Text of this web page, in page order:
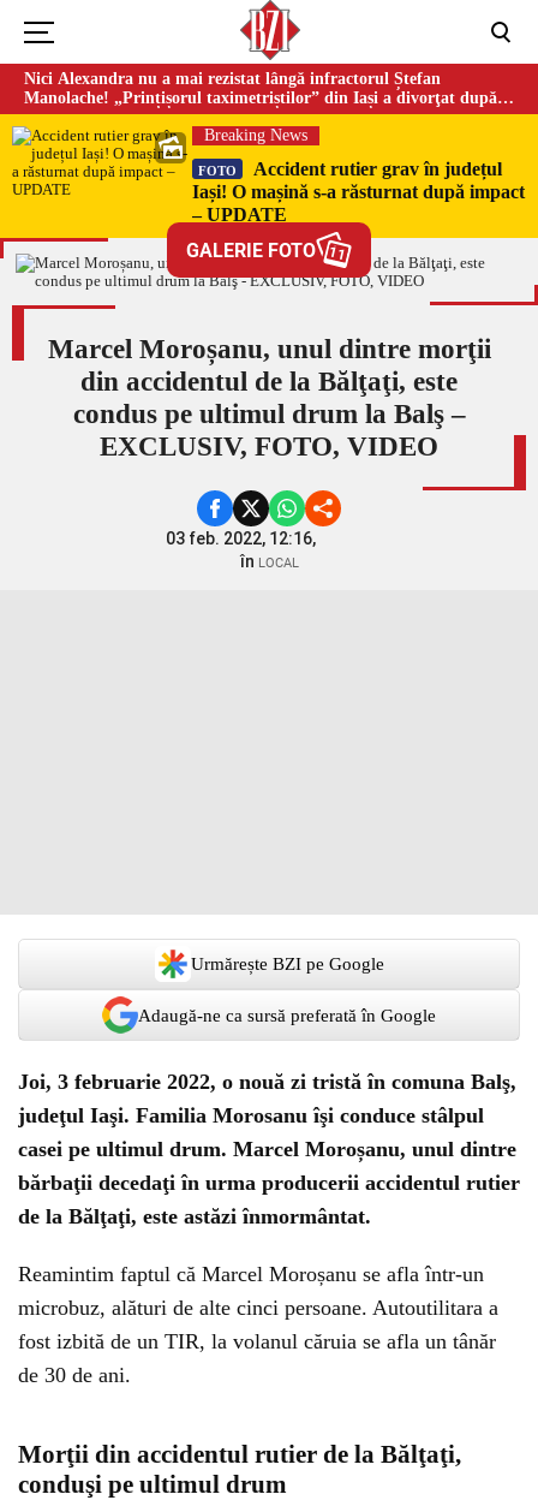
Nici Alexandra nu a mai rezistat lângă infractorul Ștefan
Manolache! „Prințișorul taximetriștilor” din Iași a divorţat după
doi ani de căsnicie
Breaking News
FOTO
Accident rutier grav în județul
Iași! O mașină s-a răsturnat după impact
– UPDATE
GALERIE FOTO 11
Marcel Moroșanu, unul dintre morţii
din accidentul de la Bălţaţi, este
condus pe ultimul drum la Balş –
EXCLUSIV, FOTO, VIDEO
03 feb. 2022, 12:16,
în LOCAL
Urmărește BZI pe Google
Adaugă-ne ca sursă preferată în Google
Joi, 3 februarie 2022, o nouă zi tristă în comuna Balş,
judeţul Iaşi. Familia Morosanu îşi conduce stâlpul
casei pe ultimul drum. Marcel Moroșanu, unul dintre
bărbaţii decedaţi în urma producerii accidentul rutier
de la Bălţaţi, este astăzi înmormântat.
Reamintim faptul că Marcel Moroșanu se afla într-un
microbuz, alături de alte cinci persoane. Autoutilitara a
fost izbită de un TIR, la volanul căruia se afla un tânăr
de 30 de ani.
Error code: html5_video:4
Morţii din accidentul rutier de la Bălţaţi,
conduşi pe ultimul drum